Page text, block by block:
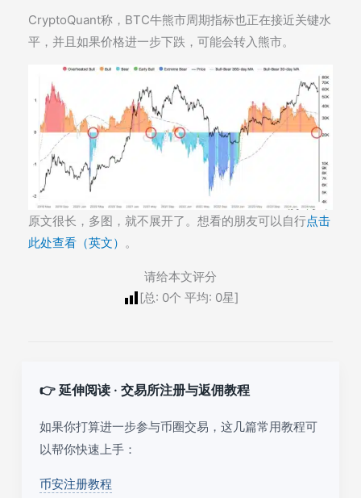
CryptoQuant称，BTC牛熊市周期指标也正在接近关键水
平，并且如果价格进一步下跌，可能会转入熊市。
原文很长，多图，就不展开了。想看的朋友可以自行点击
此处查看（英文） 。
请给本文评分
[总: 0个 平均: 0星]
👉 延伸阅读 · 交易所注册与返佣教程
如果你打算进一步参与币圈交易，这几篇常用教程可
以帮你快速上手：
币安注册教程